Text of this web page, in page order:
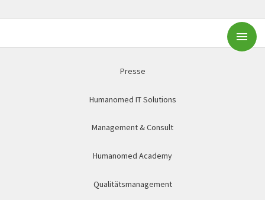
Presse
Humanomed IT Solutions
Management & Consult
Humanomed Academy
Qualitätsmanagement